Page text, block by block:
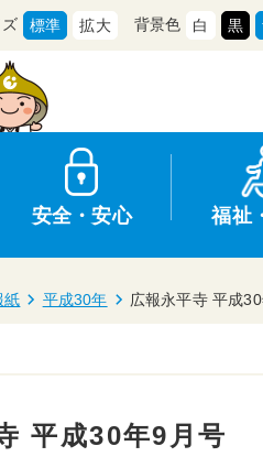
安全・安心 福祉
標準 拡大 背景色 白 黒
紙 平成30年 広報永平寺 平成
平成30年9月号